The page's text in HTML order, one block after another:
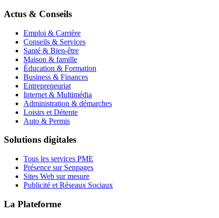
Actus & Conseils
Emploi & Carrière
Conseils & Services
Santé & Bien-être
Maison & famille
Éducation & Formation
Business & Finances
Entrepreneuriat
Internet & Multimédia
Administration & démarches
Loisirs et Détente
Auto & Permis
Solutions digitales
Tous les services PME
Présence sur Senpages
Sites Web sur mesure
Publicité et Réseaux Sociaux
La Plateforme